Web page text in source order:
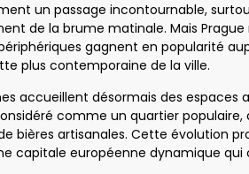
un passage incontournable,
de la brume matinale. Mais Prague
gagnent en popularité
plus contemporaine de la ville.
accueillent désormais des
comme un quartier populaire,
bières artisanales. Cette évolution
capitale européenne dynamique qui